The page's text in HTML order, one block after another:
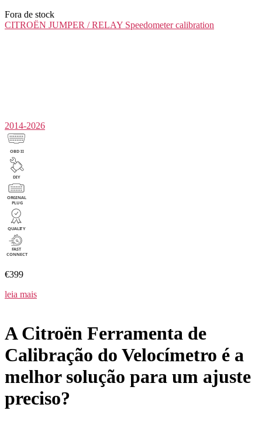
Fora de stock
CITROËN JUMPER / RELAY Speedometer calibration
2014-2026
€399
leia mais
A Citroën Ferramenta de
Calibração do Velocímetro é a
melhor solução para um ajuste
preciso?